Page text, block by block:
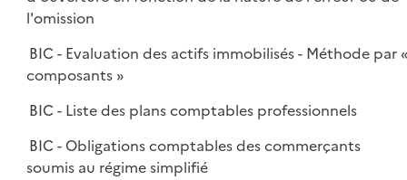
l'omission
BIC - Evaluation des actifs immobilisés - Méthode par
composants »
BIC - Liste des plans comptables professionnels
BIC - Obligations comptables des commerçants
soumis au régime simplifié